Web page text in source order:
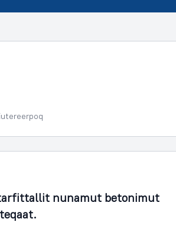
nunamut betonimut